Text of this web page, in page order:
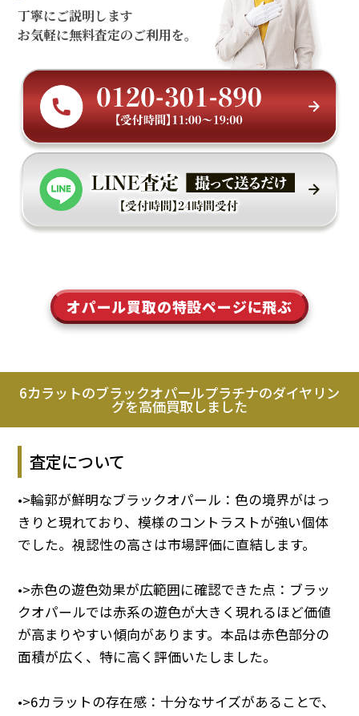
丁寧にご説明します
お気軽に無料査定のご利用を。
オパール買取の特設ページに飛ぶ
6カラットのブラックオパールプラチナのダイヤリン
グを高価買取しました
査定について
•>輪郭が鮮明なブラックオパール：色の境界がはっ
きりと現れており、模様のコントラストが強い個体
でした。視認性の高さは市場評価に直結します。
•>赤色の遊色効果が広範囲に確認できた点：ブラッ
クオパールでは赤系の遊色が大きく現れるほど価値
が高まりやすい傾向があります。本品は赤色部分の
面積が広く、特に高く評価いたしました。
•>6カラットの存在感：十分なサイズがあることで、